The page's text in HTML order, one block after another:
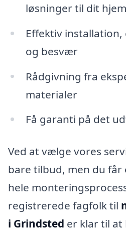
løsninger til dit hjem
Effektiv
og besvær
Rådgivning fra
materialer
Få garanti på det
Ved at vælge vores
bare tilbud, men du får
hele
registrerede fagfolk til
i Grindsted er klar til at